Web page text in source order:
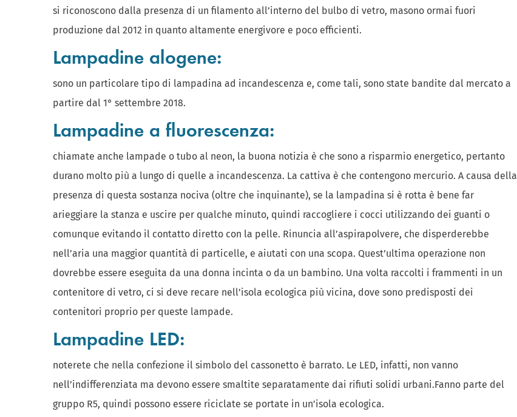
si riconoscono dalla presenza di un filamento all’interno del bulbo di vetro, masono ormai fuori
produzione dal 2012 in quanto altamente energivore e poco efficienti.
Lampadine alogene:
sono un particolare tipo di lampadina ad incandescenza e, come tali, sono state bandite dal mercato a
partire dal 1° settembre 2018.
Lampadine a fluorescenza:
chiamate anche lampade o tubo al neon, la buona notizia è che sono a risparmio energetico, pertanto
durano molto più a lungo di quelle a incandescenza. La cattiva è che contengono mercurio. A causa della
presenza di questa sostanza nociva (oltre che inquinante), se la lampadina si è rotta è bene far
arieggiare la stanza e uscire per qualche minuto, quindi raccogliere i cocci utilizzando dei guanti o
comunque evitando il contatto diretto con la pelle. Rinuncia all’aspirapolvere, che disperderebbe
nell’aria una maggior quantità di particelle, e aiutati con una scopa. Quest’ultima operazione non
dovrebbe essere eseguita da una donna incinta o da un bambino. Una volta raccolti i frammenti in un
contenitore di vetro, ci si deve recare nell’isola ecologica più vicina, dove sono predisposti dei
contenitori proprio per queste lampade.
Lampadine LED:
noterete che nella confezione il simbolo del cassonetto è barrato. Le LED, infatti, non vanno
nell’indifferenziata ma devono essere smaltite separatamente dai rifiuti solidi urbani.Fanno parte del
gruppo R5, quindi possono essere riciclate se portate in un’isola ecologica.